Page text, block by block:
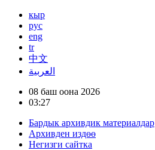
кыр
рус
eng
tr
中文
العربية
08 баш оона 2026
03:27
Бардык архивдик материалдар
Архивден издөө
Негизги сайтка